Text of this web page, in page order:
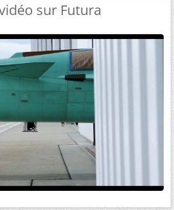
sur Futura